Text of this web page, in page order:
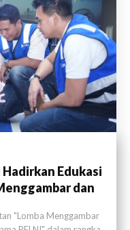
Hadirkan Edukasi
dan
"Lomba Menggambar